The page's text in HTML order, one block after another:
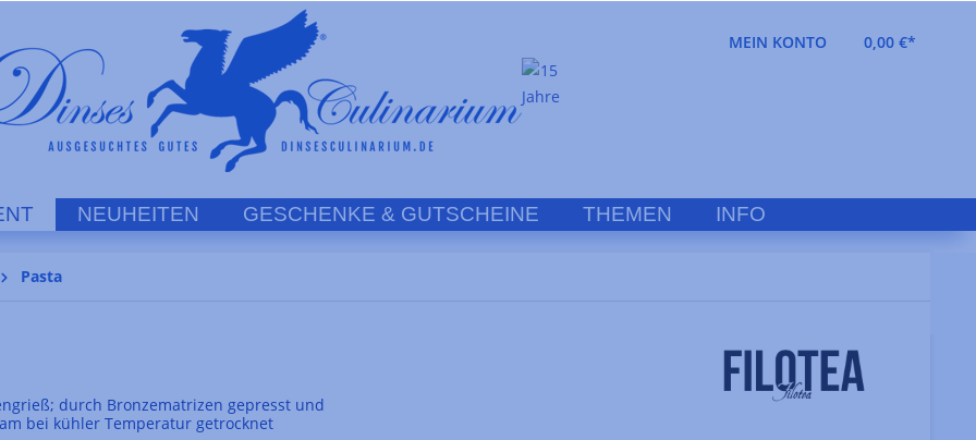
MEIN KONTO
0,00 €*
NEUHEITEN GESCHENKE & GUTSCHEINE THEMEN INFO
Pasta
durch Bronzematrizen gepresst und
bei kühler Temperatur getrocknet